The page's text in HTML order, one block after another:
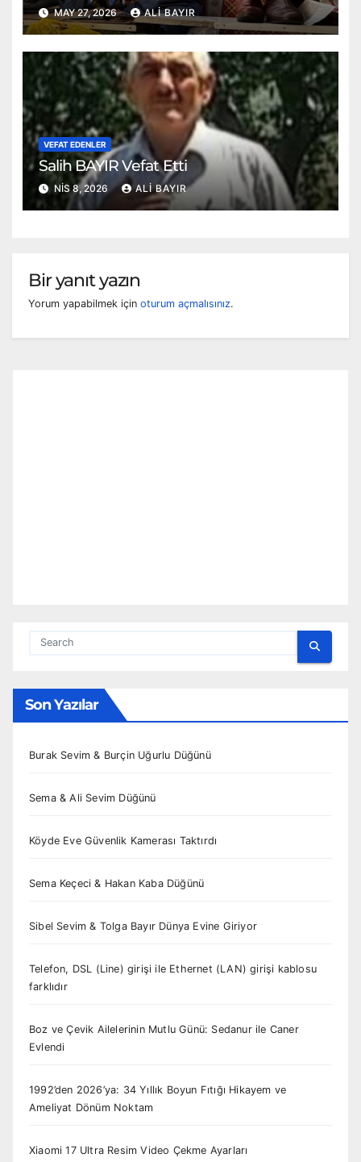
MAY 27, 2026 ALI BAYIR
VEFAT EDENLER
Salih BAYIR Vefat Etti
NIS 8, 2026 ALI BAYIR
Bir yanıt yazın
Yorum yapabilmek için oturum açmalısınız.
Son Yazılar
Burak Sevim & Burçin Uğurlu Düğünü
Sema & Ali Sevim Düğünü
Köyde Eve Güvenlik Kamerası Taktırdı
Sema Keçeci & Hakan Kaba Düğünü
Sibel Sevim & Tolga Bayır Dünya Evine Giriyor
Telefon, DSL (Line) girişi ile Ethernet (LAN) girişi kablosu
farklıdır
Boz ve Çevik Ailelerinin Mutlu Günü: Sedanur ile Caner
Evlendi
1992’den 2026’ya: 34 Yıllık Boyun Fıtığı Hikayem ve
Ameliyat Dönüm Noktam
Xiaomi 17 Ultra Resim Video Çekme Ayarları